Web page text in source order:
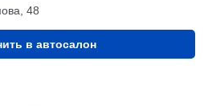
48
в автосалон